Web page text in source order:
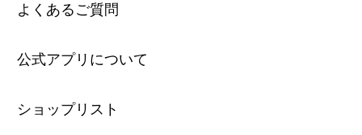
よくあるご質問
公式アプリについて
ショップリスト